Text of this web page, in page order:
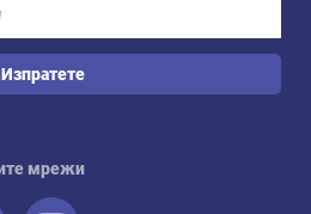
Изпратете
мрежи